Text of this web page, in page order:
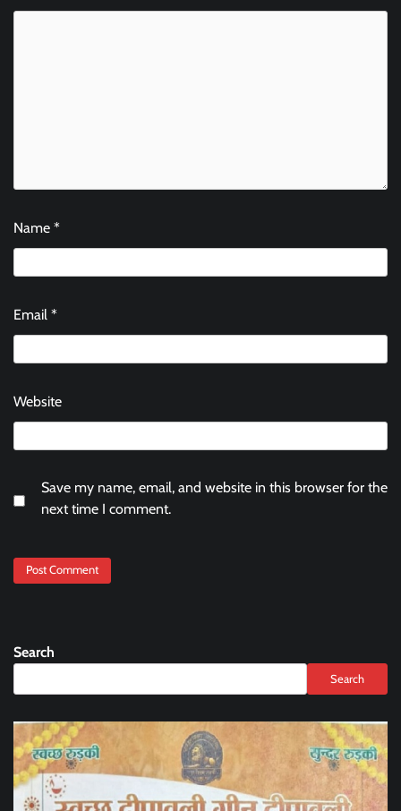
Name *
Email *
Website
Save my name, email, and website in this browser for the
next time I comment.
Search
Search